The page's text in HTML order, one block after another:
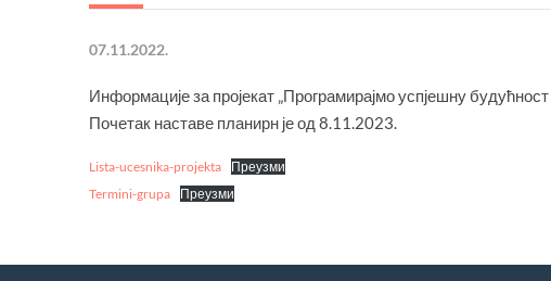
07.11.2022.
Информације за пројекат „Програмирајмо успјешну
Почетак наставе планирн је од 8.11.2023.
Lista-ucesnika-projekta
Преузми
Termini-grupa
Преузми